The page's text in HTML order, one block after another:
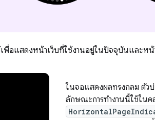
พื่อแสดงหน้าเว็บที่ใช้งานอยู่ในปัจจุบันและหน้
ในจอแสดงผลทรงกลม ตัว
ลักษณะการทำงานนี้ใช้ในค